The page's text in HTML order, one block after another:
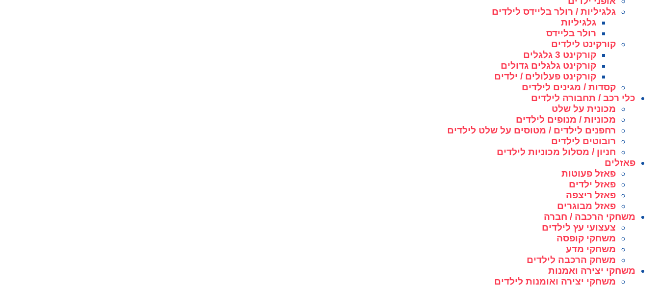
גלגיליות / רולר בליידס לילדים
גלגיליות
רולר בליידס
קורקינט לילדים
קורקינט 3 גלגלים
קורקינט גלגלים גדולים
קורקינט פעלולים / ילדים
קסדות / מגינים לילדים
כלי רכב / תחבורה לילדים
מכונית על שלט
מכוניות / מנופים לילדים
רחפנים לילדים / מטוסים על שלט לילדים
רובוטים לילדים
חניון / מסלול מכוניות לילדים
פאזלים
פאזל פעוטות
פאזל ילדים
פאזל ריצפה
פאזל מבוגרים
משחקי הרכבה / חברה
צעצועי עץ לילדים
משחקי קופסה
משחקי מדע
משחק הרכבה לילדים
משחקי יצירה ואמנות
משחקי יצירה ואומנות לילדים